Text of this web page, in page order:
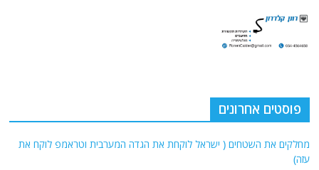
פוסטים אחרונים
מחלקים את השטחים ( ישראל לוקחת את הגדה המערבית וטראמפ לוקח את
עזה)